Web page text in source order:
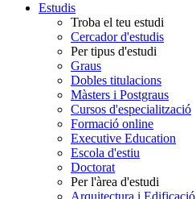
Estudis
Troba el teu estudi
Cercador d'estudis
Per tipus d'estudi
Graus
Dobles titulacions
Màsters i Postgraus
Cursos d'especialització
Formació online
Executive Education
Escola d'estiu
Doctorat
Per l'àrea d'estudi
Arquitectura i Edificació